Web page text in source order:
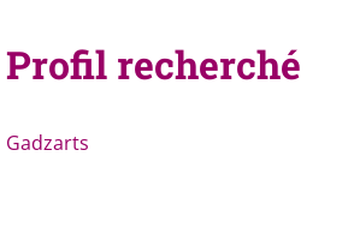
Profil recherché
Gadzarts